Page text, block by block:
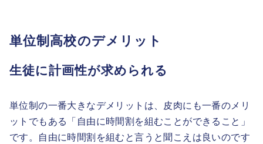
単位制高校のデメリット
生徒に計画性が求められる
単位制の一番大きなデメリットは、皮肉にも一番のメリ
ットでもある「自由に時間割を組むことができること」
です。自由に時間割を組むと言うと聞こえは良いのです